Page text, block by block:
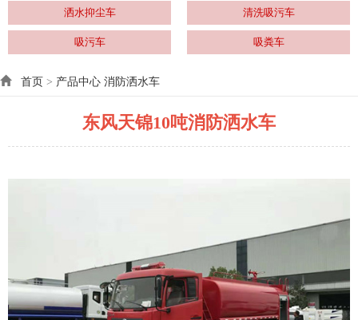
洒水抑尘车 清洗吸污车
吸污车 吸粪车
首页 > 产品中心 消防洒水车
东风天锦10吨消防洒水车